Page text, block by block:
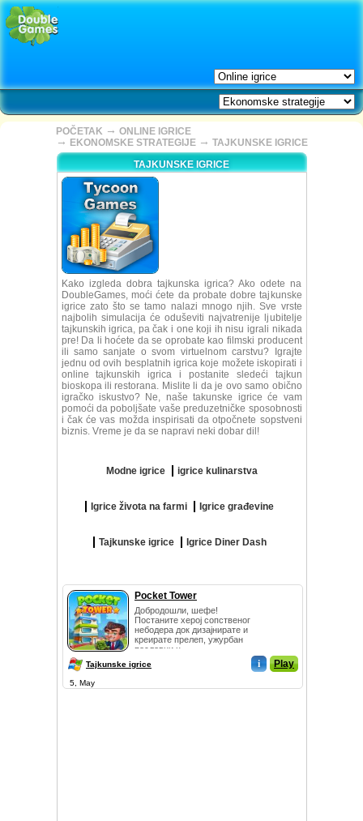
POČETAK → ONLINE IGRICE
→ EKONOMSKE STRATEGIJE → TAJKUNSKE IGRICE
TAJKUNSKE IGRICE
Kako izgleda dobra tajkunska igrica? Ako odete na
DoubleGames, moći ćete da probate dobre tajkunske
igrice zato što se tamo nalazi mnogo njih. Sve vrste
najbolih simulacija će oduševiti najvatrenije ljubitelje
tajkunskih igrica, pa čak i one koji ih nisu igrali nikada
pre! Da li hoćete da se oprobate kao filmski producent
ili samo sanjate o svom virtuelnom carstvu? Igrajte
jednu od ovih besplatnih igrica koje možete iskopirati i
online tajkunskih igrica i postanite sledeći tajkun
bioskopa ili restorana. Mislite li da je ovo samo obično
igračko iskustvo? Ne, naše takunske igrice će vam
pomoći da poboljšate vaše preduzetničke sposobnosti
i čak će vas možda inspirisati da otpočnete sopstveni
biznis. Vreme je da se napravi neki dobar dil!
Modne igrice igrice kulinarstva
Igrice života na farmi Igrice građevine
Tajkunske igrice Igrice Diner Dash
Pocket Tower
Добродошли, шефе!
Постаните херој сопственог
небодера док дизајнирате и
креирате прелеп, ужурбан
пословни ц...
Tajkunske igrice i Play
5, May